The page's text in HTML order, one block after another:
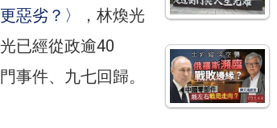
惡劣？〉
，林煥光
已經從政逾40
事件、九七回歸。